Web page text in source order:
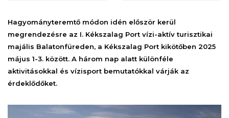
Hagyományteremtő módon idén először kerül
megrendezésre az I. Kékszalag Port vízi-aktív turisztikai
majális Balatonfüreden, a Kékszalag Port kikötőben 2025
május 1-3. között. A három nap alatt különféle
aktivitásokkal és vízisport bemutatókkal várják az
érdeklődőket.